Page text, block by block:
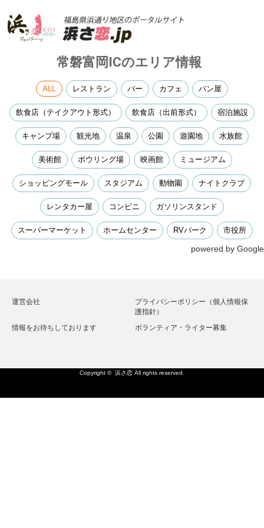
常磐富岡ICのエリア情報
ALL レストラン バー カフェ パン屋
飲食店（テイクアウト形式） 飲食店（出前形式） 宿泊施設
キャンプ場 観光地 温泉 公園 遊園地 水族館
美術館 ボウリング場 映画館 ミュージアム
ショッピングモール スタジアム 動物園 ナイトクラブ
レンタカー屋 コンビニ ガソリンスタンド
スーパーマーケット ホームセンター RVパーク 市役所
powered by Google
運営会社
プライバシーポリシー（個人情報保
護指針）
情報をお待ちしております
ボランティア・ライター募集
Copyright © 浜さ恋 All rights reserved.